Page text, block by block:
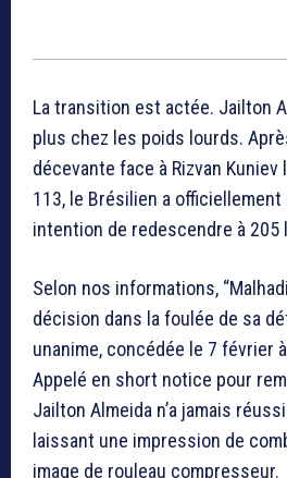
La transition est actée. Jailton
plus chez les poids lourds.
décevante face à Rizvan Kuniev
113, le Brésilien a officiellement
intention de redescendre à 205
Selon nos informations,
décision dans la foulée de sa
unanime, concédée le 7 février à
Appelé en short notice pour
Jailton Almeida n’a jamais
laissant une impression de
image de rouleau compresseur.